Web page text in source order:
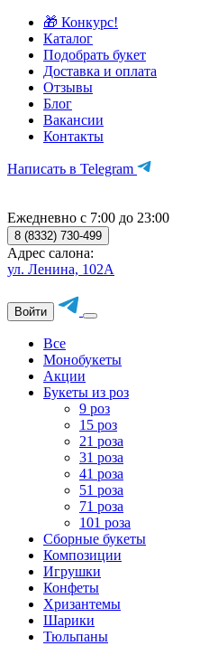
🎁 Конкурс!
Каталог
Подобрать букет
Доставка и оплата
Отзывы
Блог
Вакансии
Контакты
Написать в Telegram
Ежедневно с 7:00 до 23:00
8 (8332) 730-499
Адрес салона:
ул. Ленина, 102А
Войти
Все
Монобукеты
Акции
Букеты из роз
9 роз
15 роз
21 роза
31 роза
41 роза
51 роза
71 роза
101 роза
Сборные букеты
Композиции
Игрушки
Конфеты
Хризантемы
Шарики
Тюльпаны